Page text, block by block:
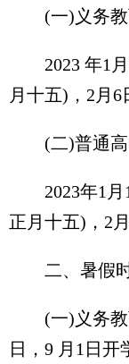
(一)义务教
2023 年1月
月十五)，2月6
(二)普通高
2023年1月
正月十五)，2
二、暑假
(一)义务教
日，9 月1日开